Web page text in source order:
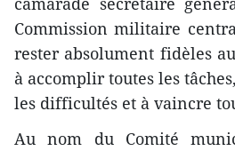
Commission militaire
rester absolument fidèles
à accomplir toutes les
les difficultés et à vaincre
Au nom du Comité